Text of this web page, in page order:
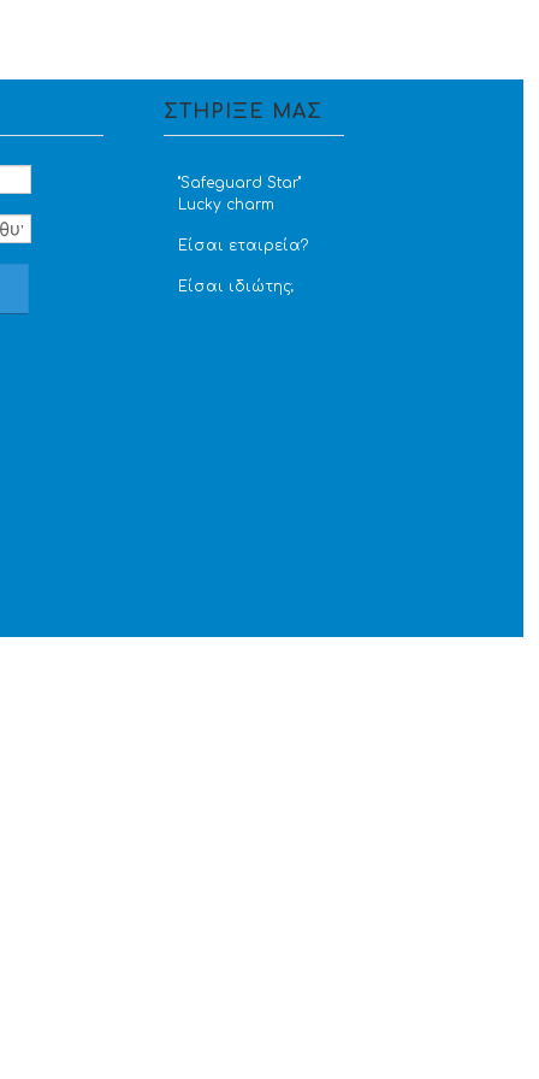
ΣΤΗΡΙΞΕ ΜΑΣ
''Safeguard Star''
Lucky charm
Είσαι εταιρεία?
Είσαι ιδιώτης;